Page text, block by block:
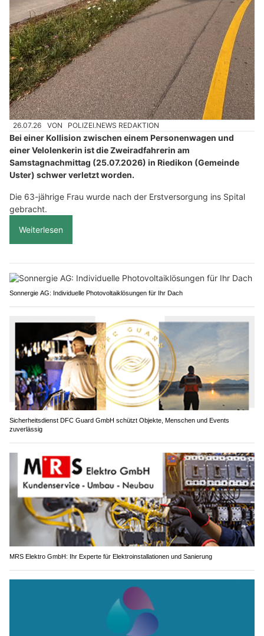
26.07.26 VON POLIZEI.NEWS REDAKTION
Bei einer Kollision zwischen einem Personenwagen und
einer Velolenkerin ist die Zweiradfahrerin am
Samstagnachmittag (25.07.2026) in Riedikon (Gemeinde
Uster) schwer verletzt worden.
Die 63-jährige Frau wurde nach der Erstversorgung ins Spital
gebracht.
Weiterlesen
Sonnergie AG: Individuelle Photovoltaiklösungen für Ihr Dach
Sicherheitsdienst DFC Guard GmbH schützt Objekte, Menschen und Events
zuverlässig
MRS Elektro GmbH: Ihr Experte für Elektroinstallationen und Sanierung